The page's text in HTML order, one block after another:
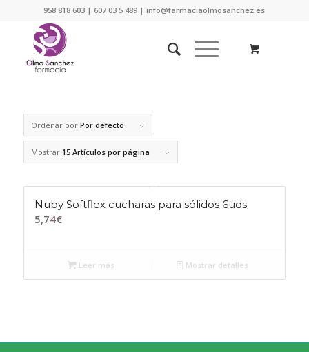
958 818 603 | 607 03 5 489 | info@farmaciaolmosanchez.es
Ordenar por Por defecto
Mostrar 15 Artículos por página
Nuby Softflex cucharas para sólidos 6uds
5,74€
Leer más Mostrar detalles